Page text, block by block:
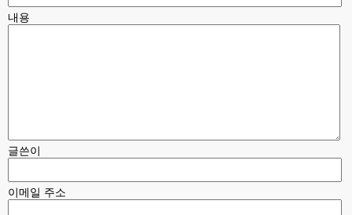
내용
글쓴이
이메일 주소